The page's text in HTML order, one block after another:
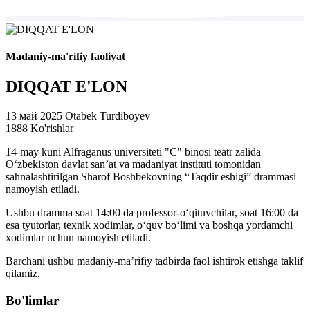
Madaniy-ma'rifiy faoliyat
DIQQAT E'LON
13 май 2025 Otabek Turdiboyev
1888 Ko'rishlar
14-may kuni Alfraganus universiteti "C" binosi teatr zalida
O‘zbekiston davlat san’at va madaniyat instituti tomonidan
sahnalashtirilgan Sharof Boshbekovning “Taqdir eshigi” drammasi
namoyish etiladi.
Ushbu dramma soat 14:00 da professor-o‘qituvchilar, soat 16:00 da
esa tyutorlar, texnik xodimlar, o‘quv bo‘limi va boshqa yordamchi
xodimlar uchun namoyish etiladi.
Barchani ushbu madaniy-ma’rifiy tadbirda faol ishtirok etishga taklif
qilamiz.
Bo'limlar